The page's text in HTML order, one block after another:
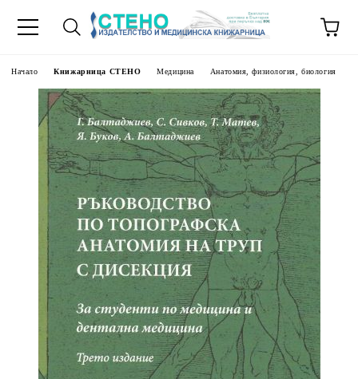
Начало Книжарница СТЕНО Медицина Анатомия, физиология, биология